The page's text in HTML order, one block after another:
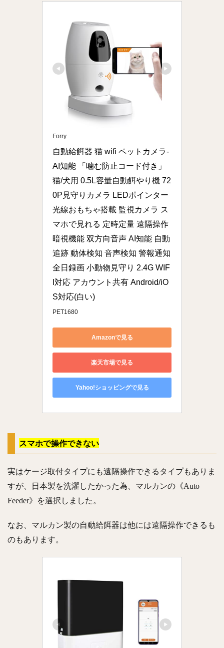
Forry
自動給餌器 猫 wifi ペットカメラ-
AI知能 「噛む防止コード付き」
猫/犬用 0.5L容量自動餌やり機 72
0P見守りカメラ LEDポインター
光線おもちゃ搭載 監視カメラ ス
マホで見れる 定時定量 遠隔操作
暗視機能 双方向音声 AI知能 自動
追跡 動体検知 音声検知 警報通知
全日録画 小動物見守り 2.4G WIF
I対応 アカウント共有 Android/iO
S対応(白い)
‎PET1680
Amazonで見る
楽天市場で見る
Yahoo!ショッピングで見る
スマホで操作できない
実はケージ取付タイプにも遠隔操作できるタイプもありま
すが、日本製を洗濯したかった為、マルカンの《Auto
Feeder》を選択しました。
なお、マルカン製の自動給餌器は他には遠隔操作できるも
のもあります。